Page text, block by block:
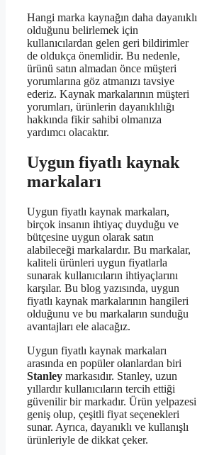
Hangi marka kaynağın daha dayanıklı
olduğunu belirlemek için
kullanıcılardan gelen geri bildirimler
de oldukça önemlidir. Bu nedenle,
ürünü satın almadan önce müşteri
yorumlarına göz atmanızı tavsiye
ederiz. Kaynak markalarının müşteri
yorumları, ürünlerin dayanıklılığı
hakkında fikir sahibi olmanıza
yardımcı olacaktır.
Uygun fiyatlı kaynak
markaları
Uygun fiyatlı kaynak markaları,
birçok insanın ihtiyaç duyduğu ve
bütçesine uygun olarak satın
alabileceği markalardır. Bu markalar,
kaliteli ürünleri uygun fiyatlarla
sunarak kullanıcıların ihtiyaçlarını
karşılar. Bu blog yazısında, uygun
fiyatlı kaynak markalarının hangileri
olduğunu ve bu markaların sunduğu
avantajları ele alacağız.
Uygun fiyatlı kaynak markaları
arasında en popüler olanlardan biri
Stanley markasıdır. Stanley, uzun
yıllardır kullanıcıların tercih ettiği
güvenilir bir markadır. Ürün yelpazesi
geniş olup, çeşitli fiyat seçenekleri
sunar. Ayrıca, dayanıklı ve kullanışlı
ürünleriyle de dikkat çeker.